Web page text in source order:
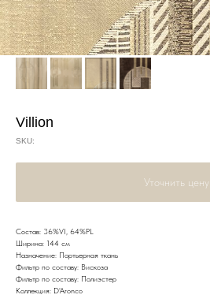
Villion
SKU:
Уточнить цену
Состав: 36%VI, 64%PL
Ширина: 144 см
Назначение: Портьерная ткань
Фильтр по составу: Вискоза
Фильтр по составу: Полиэстер
Коллекция: D'Aronco